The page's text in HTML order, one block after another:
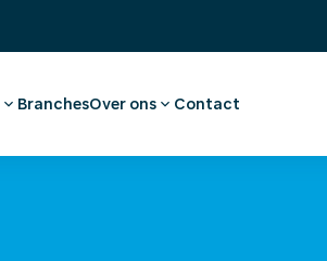
BranchesOver ons
Ons verhaal
Contact